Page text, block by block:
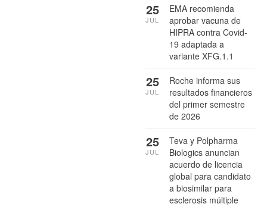
EMA recomienda
aprobar vacuna de
HIPRA contra Covid-
19 adaptada a
variante XFG.1.1
25
JUL
Roche informa sus
resultados financieros
del primer semestre
de 2026
25
JUL
Teva y Polpharma
Biologics anuncian
acuerdo de licencia
global para candidato
a biosimilar para
esclerosis múltiple
25
JUL